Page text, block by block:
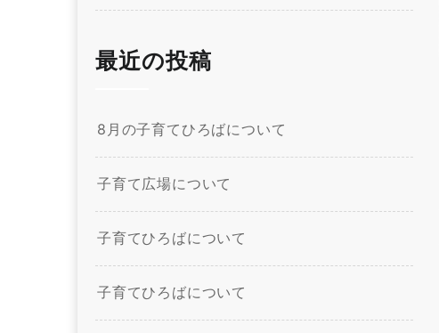
最近の投稿
8月の子育てひろばについて
子育て広場について
子育てひろばについて
子育てひろばについて